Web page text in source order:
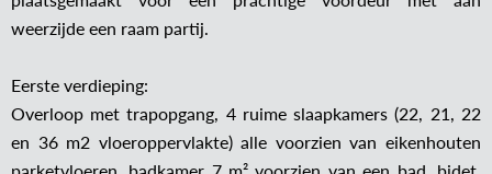
weerzijde een raam partij.
Eerste verdieping:
Overloop met trapopgang, 4 ruime slaapkamers (22, 21, 22
en 36 m2 vloeroppervlakte) alle voorzien van eikenhouten